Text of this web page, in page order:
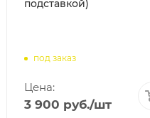
подставкой)
под заказ
Цена:
3 900 руб./шт